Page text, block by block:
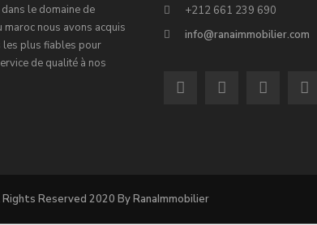
dans le domaine de
maroc nous avons acquis
les plus fiables pour
de qualité à nos
+212 661 239 690
info@ranaimmobilier.com
Reserved 2020 By RanaImmobilier